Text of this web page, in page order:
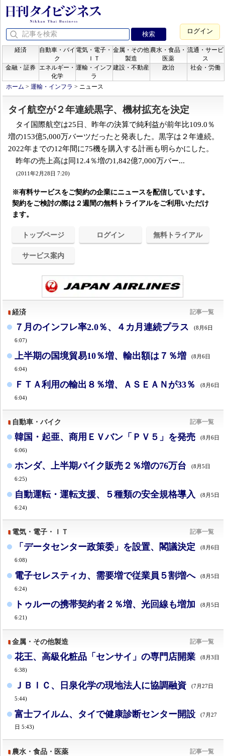
ログイン
経済
自動車・バイ
ク
電気・電子・
ＩＴ
金属・その他
製造
農水・食品・
医薬
流通・サービ
ス
金融・証券
エネルギー・
化学
運輸・インフ
ラ
建設・不動産 政治 社会・労働
ホーム > 運輸・インフラ > ニュース
タイ航空が２年連続黒字、機材拡充を決定
タイ国際航空は25日、昨年の決算で純利益が前年比109.0％
増の153億5,000万バーツだったと発表した。黒字は２年連続。
2022年までの12年間に75機を購入する計画も明らかにした。
昨年の売上高は同12.4％増の1,842億7,000万バー...
(2011年2月28日 7:20)
※有料サービスをご契約の企業にニュースを配信しています。
契約をご検討の際は２週間の無料トライアルをご利用いただけ
ます。
トップページ ログイン 無料トライアル
サービス案内
経済 記事一覧
７月のインフレ率2.0％、４カ月連続プラス (8月6日
6:07)
上半期の国境貿易10％増、輸出額は７％増 (8月6日
6:04)
ＦＴＡ利用の輸出８％増、ＡＳＥＡＮが33％ (8月6日
6:04)
自動車・バイク 記事一覧
韓国・起亜、商用ＥＶバン「ＰＶ５」を発売 (8月6日
6:06)
ホンダ、上半期バイク販売２％増の76万台 (8月5日
6:25)
自動運転・運転支援、５種類の安全規格導入 (8月5日
6:24)
電気・電子・ＩＴ 記事一覧
「データセンター政策委」を設置、閣議決定 (8月6日
6:08)
電子セレスティカ、需要増で従業員５割増へ (8月5日
6:24)
トゥルーの携帯契約者２％増、光回線も増加 (8月5日
6:21)
金属・その他製造 記事一覧
花王、高級化粧品「センサイ」の専門店開業 (8月3日
6:38)
ＪＢＩＣ、日泉化学の現地法人に協調融資 (7月27日
5:44)
富士フイルム、タイで健康診断センター開設
(7月27
日 5:43)
農水・食品・医薬 記事一覧